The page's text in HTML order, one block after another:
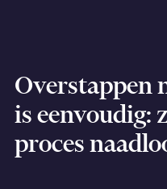
Overstappen
is eenvoudig:
proces